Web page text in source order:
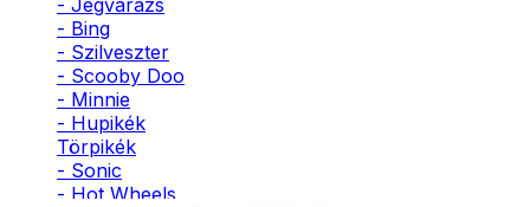
- Jégvarázs
- Bing
- Szilveszter
- Scooby Doo
- Minnie
- Hupikék
Törpikék
- Sonic
- Hot Wheels